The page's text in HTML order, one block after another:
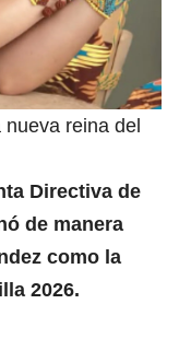
reina del
Directiva de
de manera
como la
2026.